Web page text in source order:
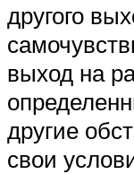
другого
выход на
другие
свои